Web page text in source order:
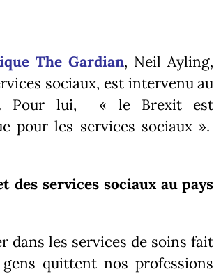
The Gardian, Neil Ayling,
sociaux, est intervenu au
Pour lui, « le Brexit est
pour les services sociaux ».
des services sociaux au pays
dans les services de soins fait
gens quittent nos professions